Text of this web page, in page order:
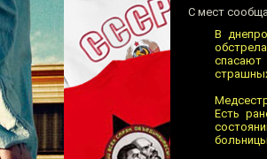
С мест
В
спасают
Есть